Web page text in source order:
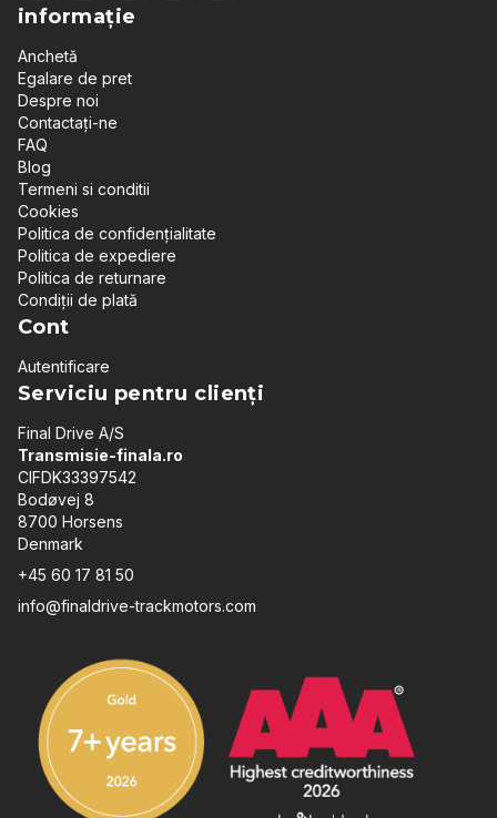
informație
Anchetă
Egalare de pret
Despre noi
Contactați-ne
FAQ
Blog
Termeni si conditii
Cookies
Politica de confidențialitate
Politica de expediere
Politica de returnare
Condiții de plată
Cont
Autentificare
Serviciu pentru clienți
Final Drive A/S
Transmisie-finala.ro
CIFDK33397542
Bodøvej 8
8700 Horsens
Denmark
+45 60 17 81 50
info@finaldrive-trackmotors.com